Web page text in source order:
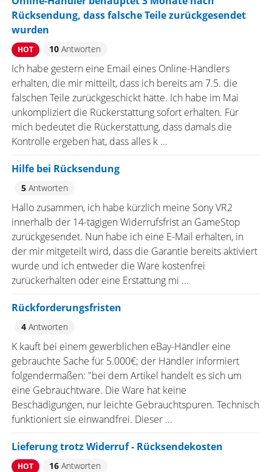
Rücksendung, dass falsche Teile zurückgesendet
wurden
HOT 10Antworten
Ich habe gestern eine Email eines Online-Händlers
erhalten, die mir mitteilt, dass ich bereits am 7.5. die
falschen Teile zurückgeschickt hätte. Ich habe im Mai
unkompliziert die Rückerstattung sofort erhalten. Für
mich bedeutet die Rückerstattung, dass damals die
Kontrolle ergeben hat, dass alles k ...
Hilfe bei Rücksendung
5Antworten
Hallo zusammen, ich habe kürzlich meine Sony VR2
innerhalb der 14-tägigen Widerrufsfrist an GameStop
zurückgesendet. Nun habe ich eine E-Mail erhalten, in
der mir mitgeteilt wird, dass die Garantie bereits aktiviert
wurde und ich entweder die Ware kostenfrei
zurückerhalten oder eine Erstattung mi ...
Rückforderungsfristen
4Antworten
K kauft bei einem gewerblichen eBay-Händler eine
gebrauchte Sache für 5.000€; der Händler informiert
folgendermaßen: "bei dem Artikel handelt es sich um
eine Gebrauchtware. Die Ware hat keine
Beschädigungen, nur leichte Gebrauchtspuren. Technisch
funktioniert sie einwandfrei. Dieser ...
Lieferung trotz Widerruf - Rücksendekosten
HOT 16Antworten